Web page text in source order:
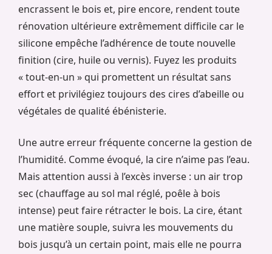
encrassent le bois et, pire encore, rendent toute
rénovation ultérieure extrêmement difficile car le
silicone empêche l’adhérence de toute nouvelle
finition (cire, huile ou vernis). Fuyez les produits
« tout-en-un » qui promettent un résultat sans
effort et privilégiez toujours des cires d’abeille ou
végétales de qualité ébénisterie.
Une autre erreur fréquente concerne la gestion de
l’humidité. Comme évoqué, la cire n’aime pas l’eau.
Mais attention aussi à l’excès inverse : un air trop
sec (chauffage au sol mal réglé, poêle à bois
intense) peut faire rétracter le bois. La cire, étant
une matière souple, suivra les mouvements du
bois jusqu’à un certain point, mais elle ne pourra